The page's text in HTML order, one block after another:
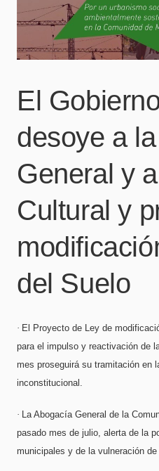
El
desoye a
General y
Cultural y
del Suelo
· El Proyecto de Ley de
para el impulso y reactivación de
mes proseguirá su tramitación en
inconstitucional.
· La Abogacía General de la
pasado mes de julio, alerta de la
municipales y de la vulneración